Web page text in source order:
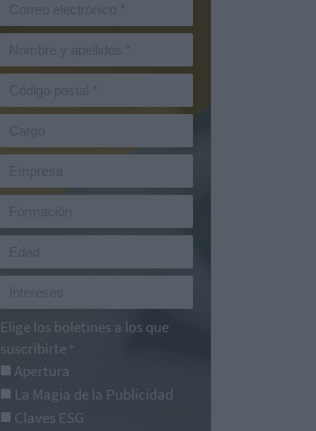
Elige los boletines a los que
suscribirte *
Apertura
La Magia de la Publicidad
Claves ESG